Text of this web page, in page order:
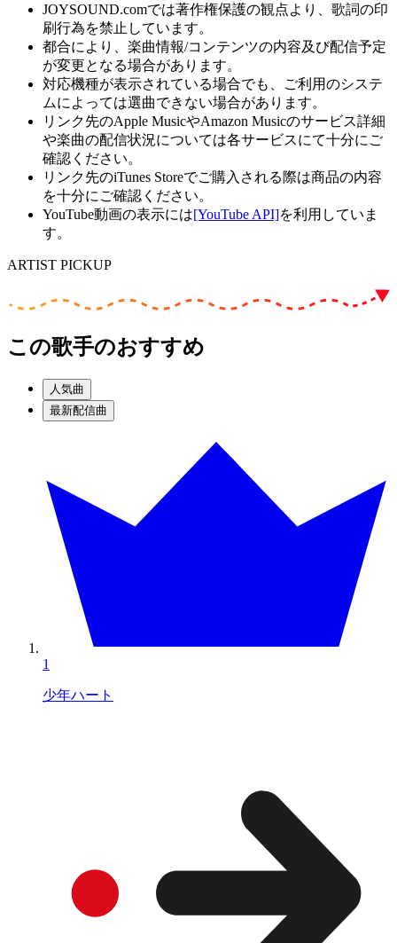
JOYSOUND.comでは著作権保護の観点より、歌詞の印
刷行為を禁止しています。
都合により、楽曲情報/コンテンツの内容及び配信予定
が変更となる場合があります。
対応機種が表示されている場合でも、ご利用のシステ
ムによっては選曲できない場合があります。
リンク先のApple MusicやAmazon Musicのサービス詳細
や楽曲の配信状況については各サービスにて十分にご
確認ください。
リンク先のiTunes Storeでご購入される際は商品の内容
を十分にご確認ください。
YouTube動画の表示には[YouTube API]を利用していま
す。
ARTIST PICKUP
この歌手のおすすめ
人気曲
最新配信曲
1
少年ハート